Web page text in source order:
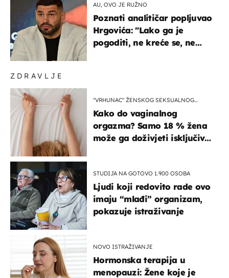
ZDRAVLJE
"VRHUNAC" ŽENSKOG SEKSUALNOG
Kako do vaginalnog
orgazma? Samo 18 % žena
može ga doživjeti isključivo
STUDIJA NA GOTOVO 1.900 OSOBA
Ljudi koji redovito rade ovo
imaju “mlađi” organizam,
pokazuje istraživanje
NOVO ISTRAŽIVANJE
Hormonska terapija u
menopauzi: Žene koje je
AU, OVO JE RUŽNO
Poznati analitičar popljuvao
Hrgovića: "Lako ga je
pogoditi, ne kreće se, ne